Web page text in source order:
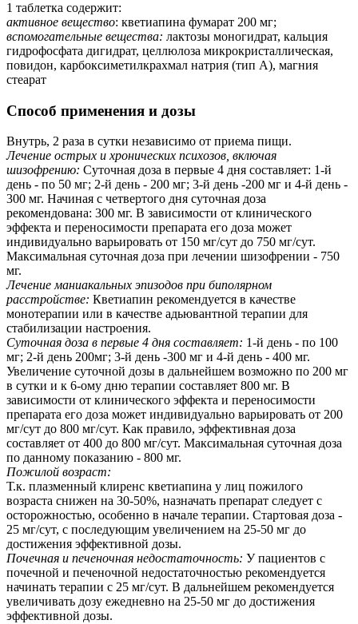
1 таблетка содержит:
активное вещество: кветиапина фумарат 200 мг;
вспомогательные вещества: лактозы моногидрат, кальция
гидрофосфата дигидрат, целлюлоза микрокристаллическая,
повидон, карбоксиметилкрахмал натрия (тип А), магния
стеарат
Способ применения и дозы
Внутрь, 2 раза в сутки независимо от приема пищи.
Лечение острых и хронических психозов, включая
шизофрению: Суточная доза в первые 4 дня составляет: 1-й
день - по 50 мг; 2-й день - 200 мг; 3-й день -200 мг и 4-й день -
300 мг. Начиная с четвертого дня суточная доза
рекомендована: 300 мг. В зависимости от клинического
эффекта и переносимости препарата его доза может
индивидуально варьировать от 150 мг/сут до 750 мг/сут.
Максимальная суточная доза при лечении шизофрении - 750
мг.
Лечение маниакальных эпизодов при биполярном
расстройстве: Кветиапин рекомендуется в качестве
монотерапии или в качестве адьювантной терапии для
стабилизации настроения.
Суточная доза в первые 4 дня составляет: 1-й день - по 100
мг; 2-й день 200мг; 3-й день -300 мг и 4-й день - 400 мг.
Увеличение суточной дозы в дальнейшем возможно по 200 мг
в сутки и к 6-ому дню терапии составляет 800 мг. В
зависимости от клинического эффекта и переносимости
препарата его доза может индивидуально варьировать от 200
мг/сут до 800 мг/сут. Как правило, эффективная доза
составляет от 400 до 800 мг/сут. Максимальная суточная доза
по данному показанию - 800 мг.
Пожилой возраст:
Т.к. плазменный клиренс кветиапина у лиц пожилого
возраста снижен на 30-50%, назначать препарат следует с
осторожностью, особенно в начале терапии. Стартовая доза -
25 мг/сут, с последующим увеличением на 25-50 мг до
достижения эффективной дозы.
Почечная и печеночная недостаточность: У пациентов с
почечной и печеночной недостаточностью рекомендуется
начинать терапии с 25 мг/сут. В дальнейшем рекомендуется
увеличивать дозу ежедневно на 25-50 мг до достижения
эффективной дозы.